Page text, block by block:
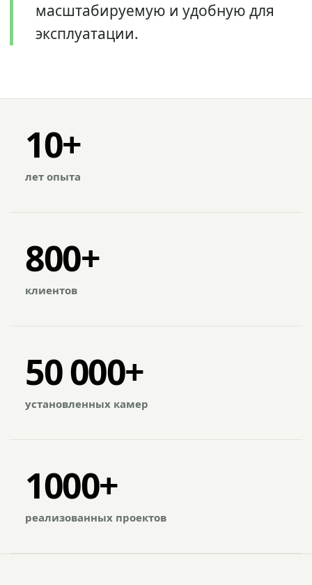
масштабируемую и удобную для
эксплуатации.
10+
лет опыта
800+
клиентов
50 000+
установленных камер
1000+
реализованных проектов